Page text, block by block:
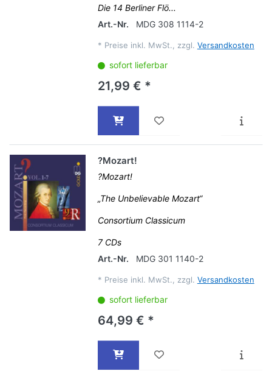
Die 14 Berliner Flö...
Art.-Nr.
MDG 308 1114-2
* Preise inkl. MwSt., zzgl. Versandkosten
sofort lieferbar
21,99 € *
?Mozart!
?Mozart!
„The Unbelievable Mozart“
Consortium Classicum
7 CDs
Art.-Nr.
MDG 301 1140-2
* Preise inkl. MwSt., zzgl. Versandkosten
sofort lieferbar
64,99 € *